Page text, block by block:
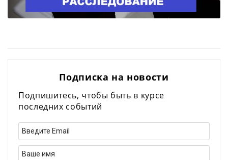
Подписка на новости
Подпишитесь, чтобы быть в курсе
последних событий